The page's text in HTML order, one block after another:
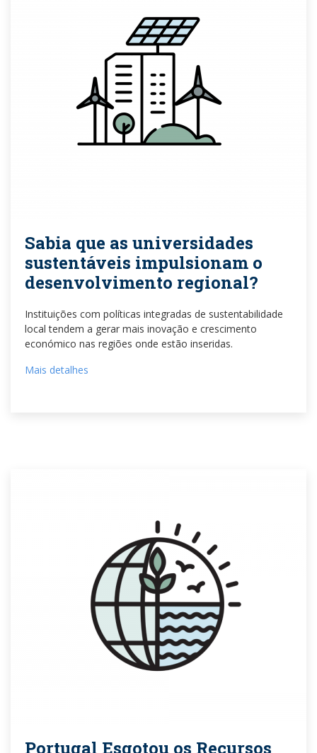
Sabia que as universidades
sustentáveis impulsionam o
desenvolvimento regional?
Instituições com políticas integradas de sustentabilidade
local tendem a gerar mais inovação e crescimento
económico nas regiões onde estão inseridas.
Mais detalhes
Portugal Esgotou os Recursos